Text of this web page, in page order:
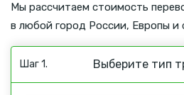
Мы рассчитаем стоимость
в любой город России, Европы и
Шаг 1. Выберите тип